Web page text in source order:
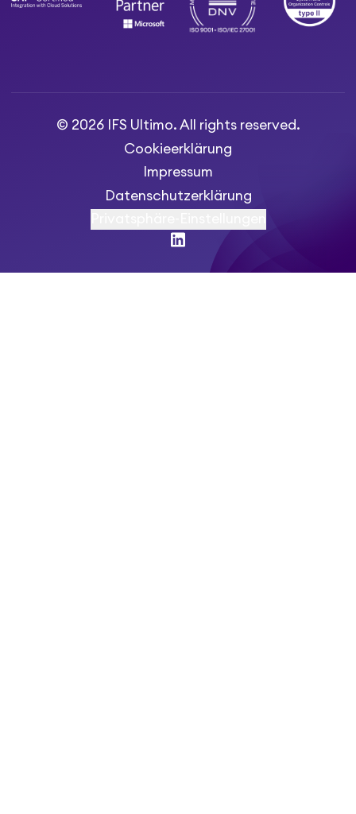
© 2026 IFS Ultimo. All rights reserved.
Cookieerklärung
Impressum
Datenschutzerklärung